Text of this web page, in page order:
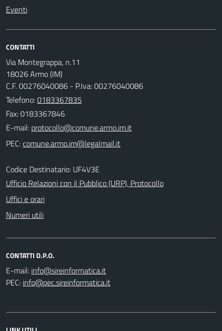
Eventi
CONTATTI
Via Montegrappa, n.11
18026 Armo (IM)
C.F. 00276040086 - P.Iva: 00276040086
Telefono:0183367835
Fax: 0183367846
E-mail:
PEC:
Codice Destinatario: UF4V3E
Ufficio Relazioni con il Pubblico (URP), Protocollo
Uffici e orari
Numeri utili
CONTATTI D.P.O.
E-mail:
PEC: